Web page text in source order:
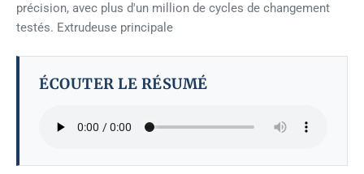
précision, avec plus d'un million de cycles de changement
testés. Extrudeuse principale
ÉCOUTER LE RÉSUMÉ